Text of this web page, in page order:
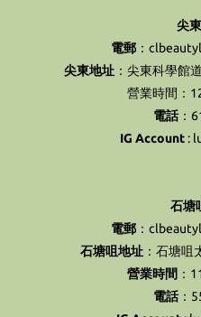
尖
電郵 ：
尖東地址：尖東科學館
營業時間：
電話：
IG Account:
石塘
電郵 ：
石塘咀地址 ：石塘
營業時間 ：
電話：